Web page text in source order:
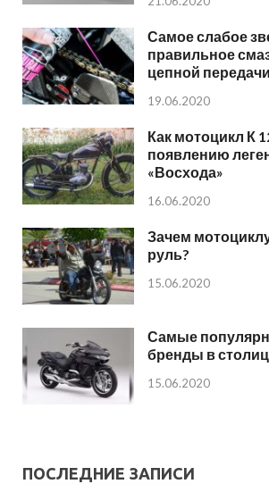
Самое слабое
правильное
цепной передачи
19.06.2020
Как мотоцикл К
появлению
«Восхода»
16.06.2020
Зачем
руль?
15.06.2020
Самые
бренды в
15.06.2020
ПОСЛЕДНИЕ ЗАПИСИ